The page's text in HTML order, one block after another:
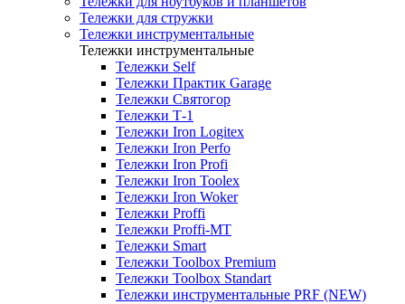
Тележки для стружки
Тележки инструментальные
Тележки инструментальные
Тележки Self
Тележки Практик Garage
Тележки Святогор
Тележки Т-1
Тележки Iron Logitex
Тележки Iron Perfo
Тележки Iron Profi
Тележки Iron Toolex
Тележки Iron Woker
Тележки Proffi
Тележки Proffi-MT
Тележки Smart
Тележки Toolbox Premium
Тележки Toolbox Standart
Тележки инструментальные PRF (NEW)